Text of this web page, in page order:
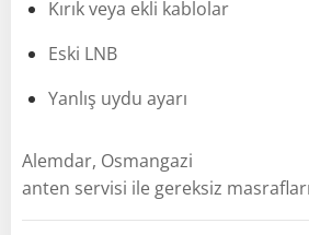
Kırık veya ekli kablolar
Eski LNB
Yanlış uydu ayarı
Alemdar, Osmangazi
anten servisi ile gereksiz